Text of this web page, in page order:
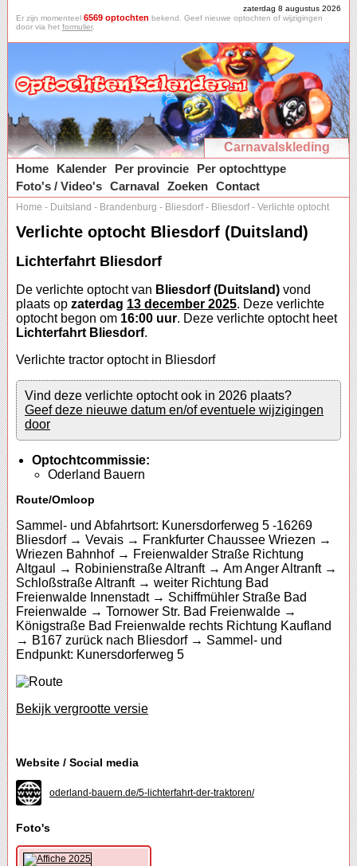
zaterdag 8 augustus 2026
Er zijn momenteel 6569 optochten bekend. Geef nieuwe optochten of wijzigingen
door via het formulier.
Carnavalskleding
Home
Kalender Per provincie
Per optochttype
Foto's / Video's Carnaval Zoeken Contact
Home - Duitsland - Brandenburg - Bliesdorf- Bliesdorf- Verlichte optocht
Verlichte optocht Bliesdorf (Duitsland)
Lichterfahrt Bliesdorf
De verlichte optocht van Bliesdorf (Duitsland) vond
plaats op zaterdag 13 december 2025. Deze verlichte
optocht begon om 16:00 uur. Deze verlichte optocht heet
Lichterfahrt Bliesdorf.
Verlichte tractor optocht in Bliesdorf
Vind deze verlichte optocht ook in 2026 plaats?
Geef deze nieuwe datum en/of eventuele wijzigingen
door
Optochtcommissie:
Oderland Bauern
Route/Omloop
Sammel- und Abfahrtsort: Kunersdorferweg 5 -16269
Bliesdorf → Vevais → Frankfurter Chaussee Wriezen →
Wriezen Bahnhof → Freienwalder Straße Richtung
Altgaul → Robinienstraße Altranft → Am Anger Altranft →
Schloßstraße Altranft → weiter Richtung Bad
Freienwalde Innenstadt → Schiffmühler Straße Bad
Freienwalde → Tornower Str. Bad Freienwalde →
Königstraße Bad Freienwalde rechts Richtung Kaufland
→ B167 zurück nach Bliesdorf → Sammel- und
Endpunkt: Kunersdorferweg 5
Bekijk vergrootte versie
Website / Social media
oderland-bauern.de/5-lichterfahrt-der-traktoren/
Foto's